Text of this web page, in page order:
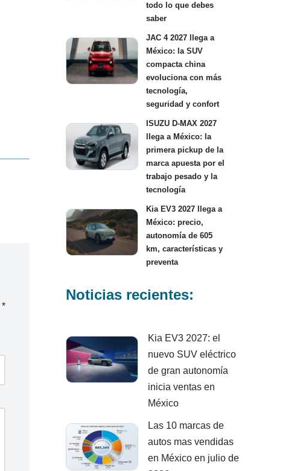
*
todo lo que debes
saber
JAC 4 2027 llega a
México: la SUV
compacta china
evoluciona con más
tecnología,
seguridad y confort
ISUZU D-MAX 2027
llega a México: la
primera pickup de la
marca apuesta por el
trabajo pesado y la
tecnología
Kia EV3 2027 llega a
México: precio,
autonomía de 605
km, características y
preventa
Noticias recientes:
Kia EV3 2027: el
nuevo SUV eléctrico
de gran autonomía
inicia ventas en
México
Las 10 marcas de
autos mas vendidas
en México en julio de